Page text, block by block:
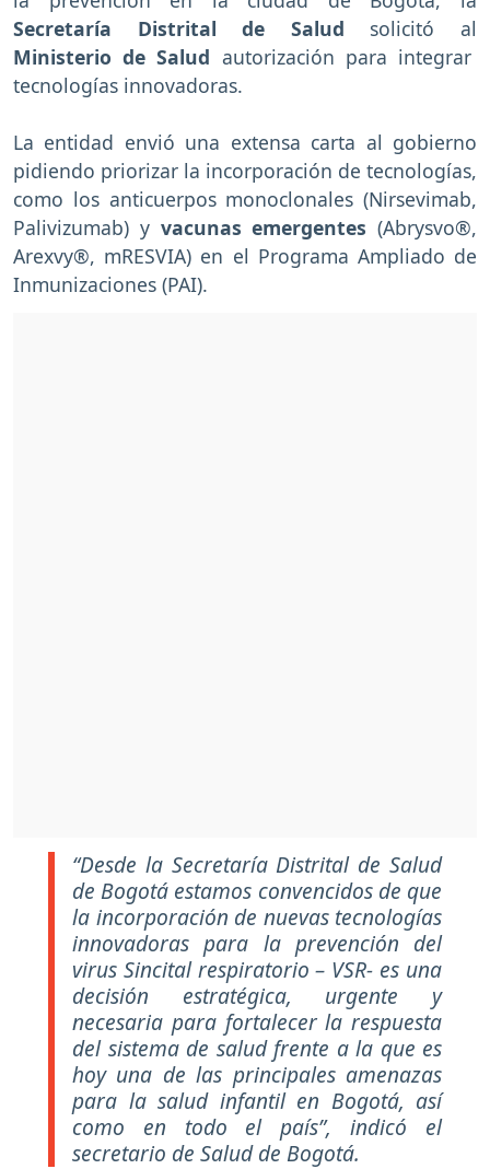
Secretaría Distrital de Salud solicitó al
Ministerio de Salud autorización para integrar
tecnologías innovadoras.
La entidad envió una extensa carta al gobierno
pidiendo priorizar la incorporación de tecnologías,
como los anticuerpos monoclonales (Nirsevimab,
Palivizumab) y vacunas emergentes (Abrysvo®,
Arexvy®, mRESVIA) en el Programa Ampliado de
Inmunizaciones (PAI).
“Desde la Secretaría Distrital de Salud
de Bogotá estamos convencidos de que
la incorporación de nuevas tecnologías
innovadoras para la prevención del
virus Sincital respiratorio – VSR- es una
decisión estratégica, urgente y
necesaria para fortalecer la respuesta
del sistema de salud frente a la que es
hoy una de las principales amenazas
para la salud infantil en Bogotá, así
como en todo el país”, indicó el
secretario de Salud de Bogotá.